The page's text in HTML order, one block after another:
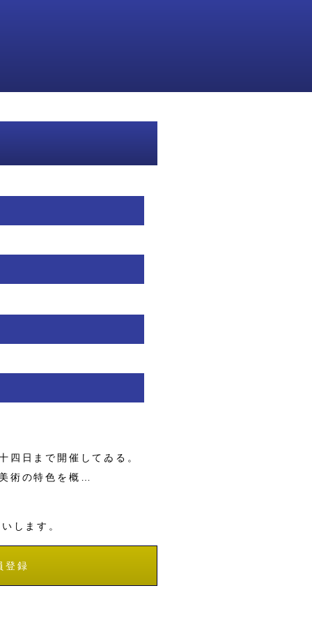
日まで開催してゐる。
術の特色を概…
します。
登録